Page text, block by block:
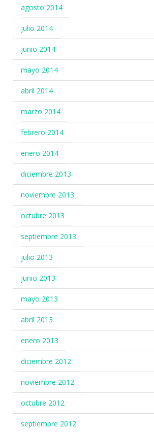
agosto 2014
julio 2014
junio 2014
mayo 2014
abril 2014
marzo 2014
febrero 2014
enero 2014
diciembre 2013
noviembre 2013
octubre 2013
septiembre 2013
julio 2013
junio 2013
mayo 2013
abril 2013
enero 2013
diciembre 2012
noviembre 2012
octubre 2012
septiembre 2012